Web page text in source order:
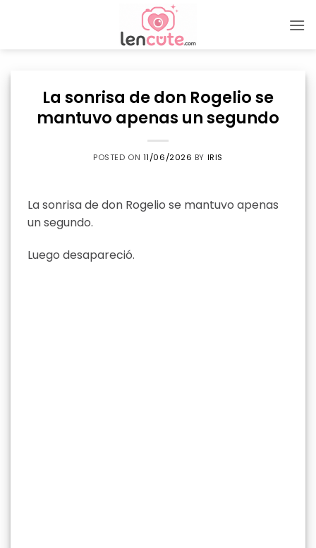
La sonrisa de don Rogelio se
mantuvo apenas un segundo
POSTED ON 11/06/2026 BY IRIS
La sonrisa de don Rogelio se mantuvo apenas
un segundo.
Luego desapareció.